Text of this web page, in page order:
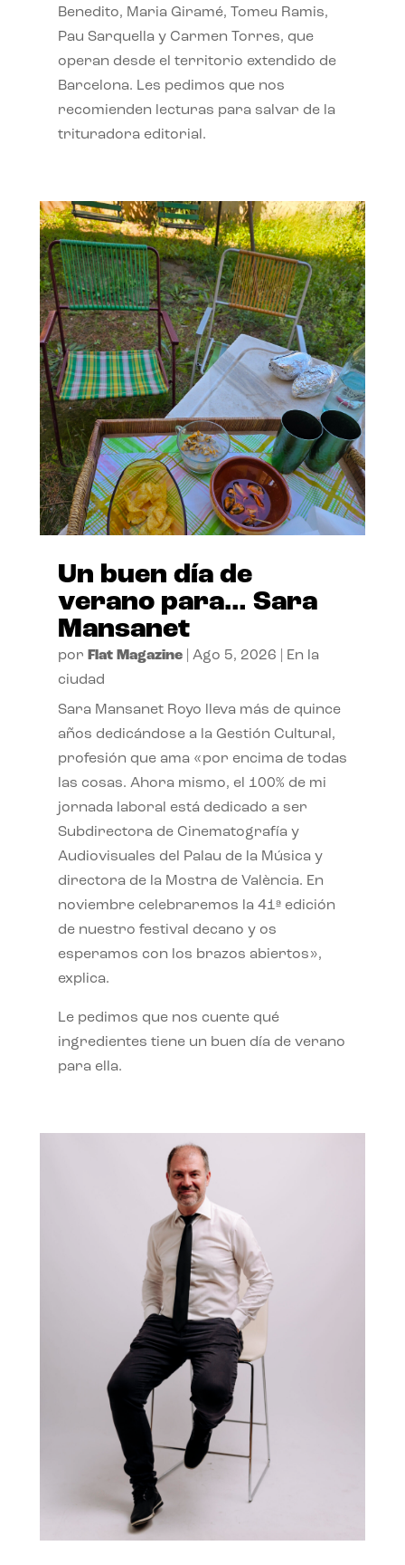
Benedito, Maria Giramé, Tomeu Ramis,
Pau Sarquella y Carmen Torres, que
operan desde el territorio extendido de
Barcelona. Les pedimos que nos
recomienden lecturas para salvar de la
trituradora editorial.
Un buen día de
verano para… Sara
Mansanet
por Flat Magazine| Ago 5, 2026
En la
ciudad
Sara Mansanet Royo lleva más de quince
años dedicándose a la Gestión Cultural,
profesión que ama «por encima de todas
las cosas. Ahora mismo, el 100% de mi
jornada laboral está dedicado a ser
Subdirectora de Cinematografía y
Audiovisuales del Palau de la Música y
directora de la Mostra de València. En
noviembre celebraremos la 41ª edición
de nuestro festival decano y os
esperamos con los brazos abiertos»,
explica.
Le pedimos que nos cuente qué
ingredientes tiene un buen día de verano
para ella.